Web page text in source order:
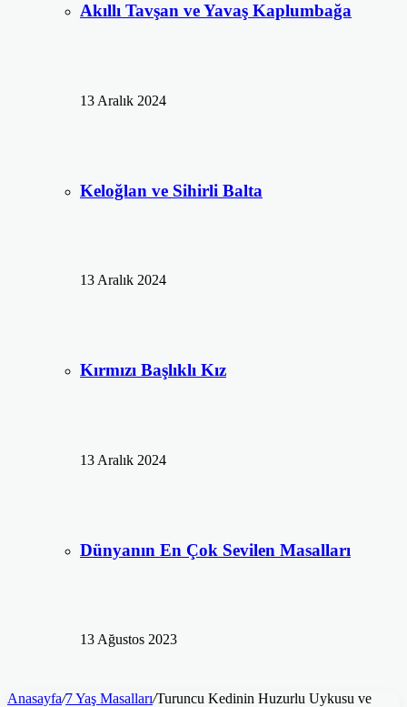
Akıllı Tavşan ve Yavaş Kaplumbağa
13 Aralık 2024
Keloğlan ve Sihirli Balta
13 Aralık 2024
Kırmızı Başlıklı Kız
13 Aralık 2024
Dünyanın En Çok Sevilen Masalları
13 Ağustos 2023
Anasayfa/7 Yaş Masalları/Turuncu Kedinin Huzurlu Uykusu ve